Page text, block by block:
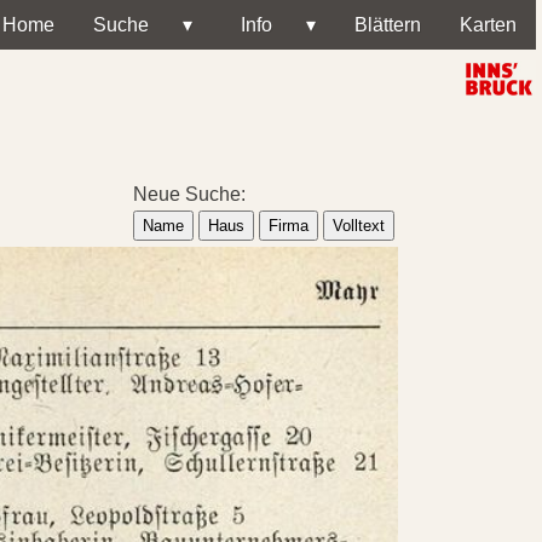
Home Suche ▾ Info ▾ Blättern Karten
Neue Suche:
Name Haus Firma Volltext